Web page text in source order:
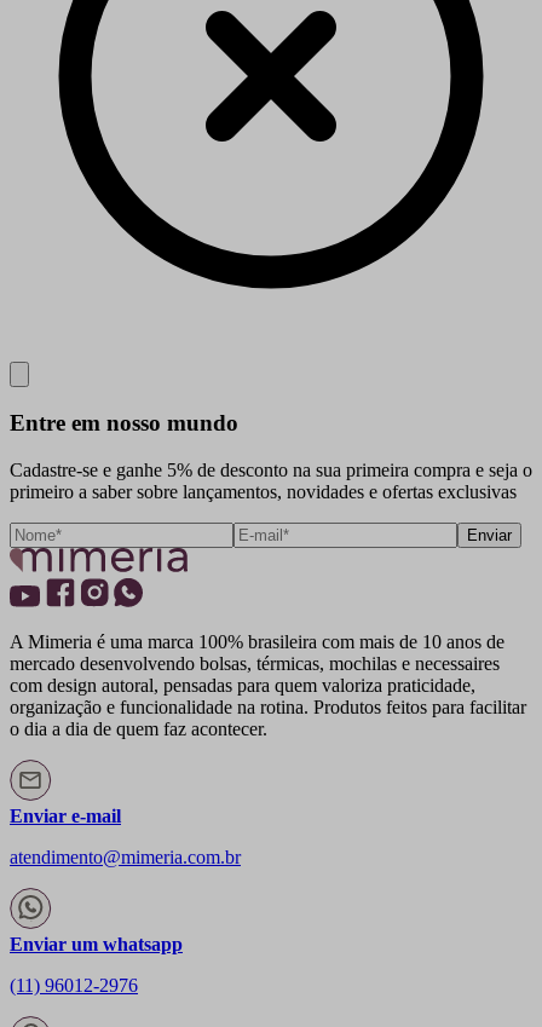
Entre em nosso mundo
Cadastre-se e ganhe 5% de desconto na sua primeira compra e seja o
primeiro a saber sobre lançamentos, novidades e ofertas exclusivas
Enviar
A Mimeria é uma marca 100% brasileira com mais de 10 anos de
mercado desenvolvendo bolsas, térmicas, mochilas e necessaires
com design autoral, pensadas para quem valoriza praticidade,
organização e funcionalidade na rotina. Produtos feitos para facilitar
o dia a dia de quem faz acontecer.
Enviar e-mail
atendimento@mimeria.com.br
Enviar um whatsapp
(11) 96012-2976